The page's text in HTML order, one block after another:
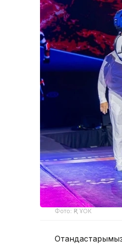
Фото: ҚР ҰОК